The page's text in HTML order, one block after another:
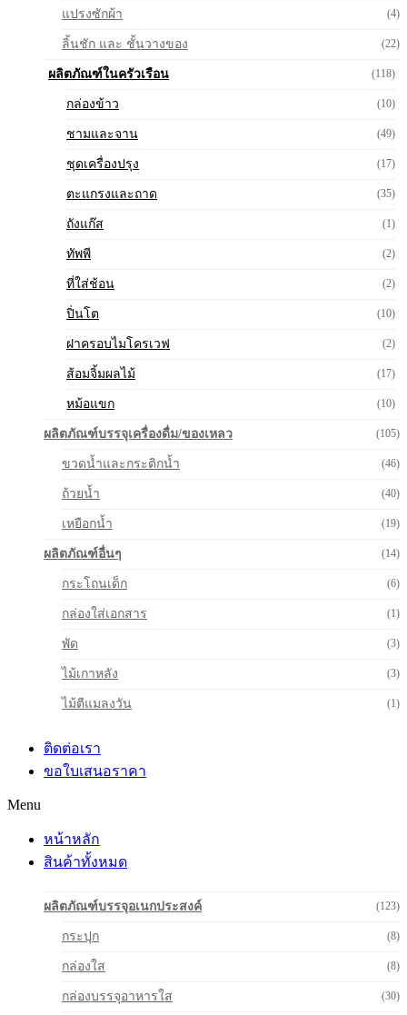
แปรงซักผ้า (4)
ลิ้นชัก และ ชั้นวางของ (22)
ผลิตภัณฑ์ในครัวเรือน (118)
กล่องข้าว (10)
ชามและจาน (49)
ชุดเครื่องปรุง (17)
ตะแกรงและถาด (35)
ถังแก๊ส (1)
ทัพพี (2)
ที่ใส่ช้อน (2)
ปิ่นโต (10)
ฝาครอบไมโครเวฟ (2)
ส้อมจิ้มผลไม้ (17)
หม้อแขก (10)
ผลิตภัณฑ์บรรจุเครื่องดื่ม/ของเหลว (105)
ขวดน้ำและกระติกน้ำ (46)
ถ้วยน้ำ (40)
เหยือกน้ำ (19)
ผลิตภัณฑ์อื่นๆ (14)
กระโถนเด็ก (6)
กล่องใส่เอกสาร (1)
พัด (3)
ไม้เกาหลัง (3)
ไม้ตีแมลงวัน (1)
ติดต่อเรา
ขอใบเสนอราคา
Menu
หน้าหลัก
สินค้าทั้งหมด
ผลิตภัณฑ์บรรจุอเนกประสงค์ (123)
กระปุก (8)
กล่องใส (8)
กล่องบรรจุอาหารใส (30)